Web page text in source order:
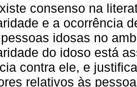
consenso na
e a ocorrência
idosas no
do idoso está
contra ele, e
relativos às